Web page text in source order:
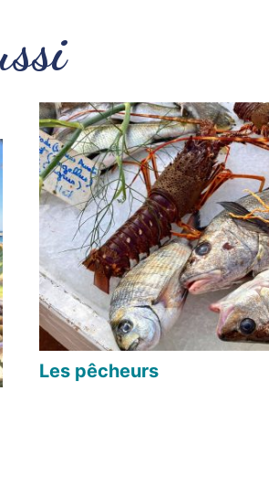
Les pêcheurs